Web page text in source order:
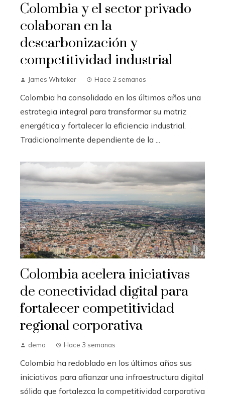
Colombia y el sector privado
colaboran en la
descarbonización y
competitividad industrial
James Whitaker Hace 2 semanas
Colombia ha consolidado en los últimos años una
estrategia integral para transformar su matriz
energética y fortalecer la eficiencia industrial.
Tradicionalmente dependiente de la ...
Colombia acelera iniciativas
de conectividad digital para
fortalecer competitividad
regional corporativa
demo Hace 3 semanas
Colombia ha redoblado en los últimos años sus
iniciativas para afianzar una infraestructura digital
sólida que fortalezca la competitividad corporativa